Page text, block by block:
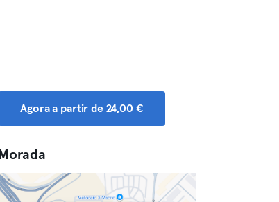
Agora a partir de 24,00 €
Morada